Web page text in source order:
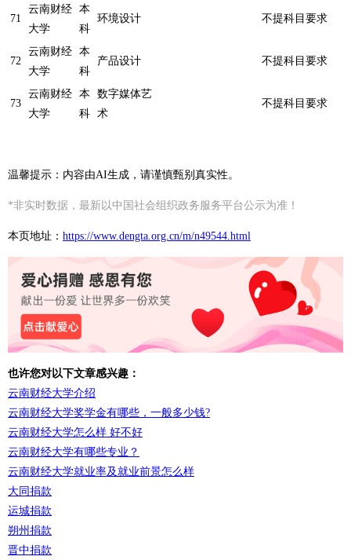
71
云南财经
大学
本
科
环境设计 不提科目要求
72
云南财经
大学
本
科
产品设计 不提科目要求
73
云南财经
大学
本
科
数字媒体艺
术
不提科目要求
温馨提示：内容由AI生成，请谨慎甄别真实性。
*非实时数据，最新以中国社会组织政务服务平台公示为准！
本页地址： https://www.dengta.org.cn/m/n49544.html
也许您对以下文章感兴趣：
云南财经大学介绍
云南财经大学奖学金有哪些，一般多少钱?
云南财经大学怎么样 好不好
云南财经大学有哪些专业？
云南财经大学就业率及就业前景怎么样
大同捐款
运城捐款
朔州捐款
晋中捐款